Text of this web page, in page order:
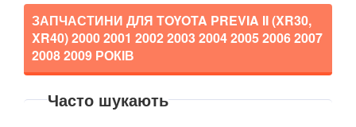
GT86 (ZN6)
Hilux VI (N14-N17)
Hilux VII (AN1-AN3)
Hilux VIII (AN12, AN13)
Прикріпити файл
ЗАПЧАСТИНИ ДЛЯ TOYOTA PREVIA II (XR30,
XR40)2000 2001 2002 2003 2004 2005 2006 2007
2008 2009 РОКІВ
Часто шукають